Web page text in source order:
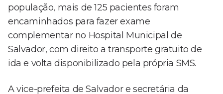
população, mais de 125 pacientes foram
encaminhados para fazer exame
complementar no Hospital Municipal de
Salvador, com direito a transporte gratuito de
ida e volta disponibilizado pela própria SMS.
A vice-prefeita de Salvador e secretária da